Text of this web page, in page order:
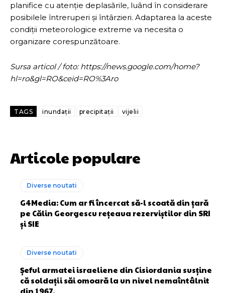
planifice cu atenție deplasările, luând în considerare
posibilele întreruperi și întârzieri. Adaptarea la aceste
condiții meteorologice extreme va necesita o
organizare corespunzătoare.
Sursa articol / foto: https://news.google.com/home?
hl=ro&gl=RO&ceid=RO%3Aro
TAGS inundații precipitații vijelii
Articole populare
Diverse noutati
G4Media: Cum ar fi încercat să-l scoată din țară
pe Călin Georgescu rețeaua rezerviștilor din SRI
și SIE
Diverse noutati
Șeful armatei israeliene din Cisiordania susține
că soldații săi omoară la un nivel nemaîntâlnit
din 1967.